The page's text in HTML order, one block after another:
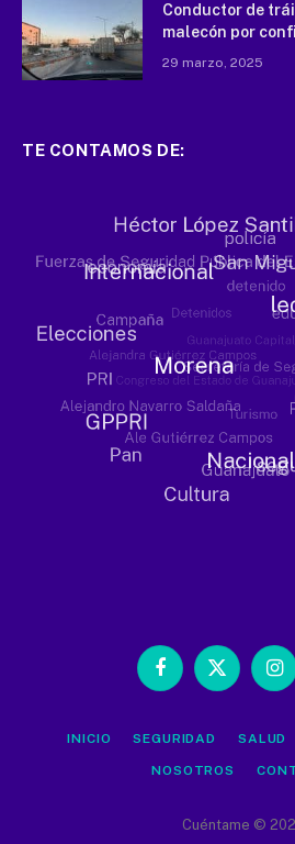
Conductor de
malecón por
29 marzo, 2025
TE CONTAMOS DE:
Facebook
X
INICIO SEGURIDAD SALUD
NOSOTROS
Cuéntame ©